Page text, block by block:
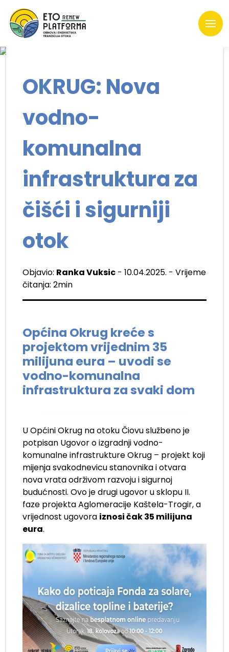
OKRUG: Nova
vodno-
komunalna
infrastruktura za
čišći i sigurniji
otok
Objavio: Ranka Vuksic - 10.04.2025. - Vrijeme
čitanja: 2min
Općina Okrug kreće s
projektom vrijednim 35
milijuna eura – uvodi se
vodno-komunalna
infrastruktura za svaki dom
U Općini Okrug na otoku Čiovu službeno je
potpisan Ugovor o izgradnji vodno-
komunalne infrastrukture Okrug – projekt koji
mijenja svakodnevicu stanovnika i otvara
nova vrata održivom razvoju i sigurnoj
budućnosti. Ovo je drugi ugovor u sklopu II.
faze projekta Aglomeracije Kaštela-Trogir, a
vrijednost ugovora iznosi čak 35 milijuna
eura.